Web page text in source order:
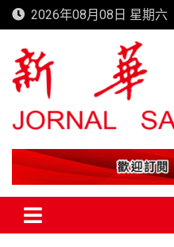
Skip
to
content
2026年08月08日 星期六
新華澳報